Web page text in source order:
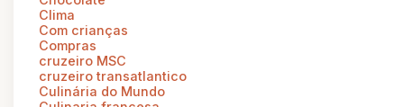
Clima
Com crianças
Compras
cruzeiro MSC
cruzeiro transatlantico
Culinária do Mundo